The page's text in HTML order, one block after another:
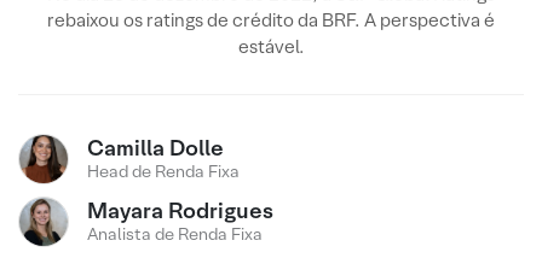
rebaixou os ratings de crédito da BRF. A perspectiva é
estável.
Camilla Dolle
Head de Renda Fixa
Mayara Rodrigues
Analista de Renda Fixa